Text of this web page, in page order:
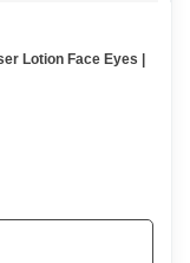
Face Eyes |